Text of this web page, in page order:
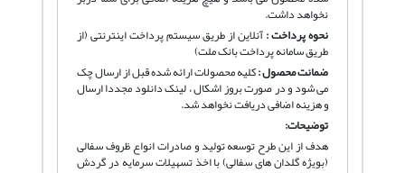
نخواهد داشت.
نحوه پرداخت :آنلاین از طریق سیستم پرداخت اینترنتی (از
طریق سامانه پرداخت بانک ملت)
ضمانت محصول :کلیه محصولات ارائه شده قبل از ارسال چک
می شود و در صورت بروز اشکال ، لینک دانلود مجددا ارسال
و هزینه اضافی دریافت نخواهد شد.
توضیحات:
هدف از این طرح توسعه تولید و صادرات انواع ظروف سفالی
(بویژه گلدان های سفالی) با اخذ تسهیلات سرمایه در گردش